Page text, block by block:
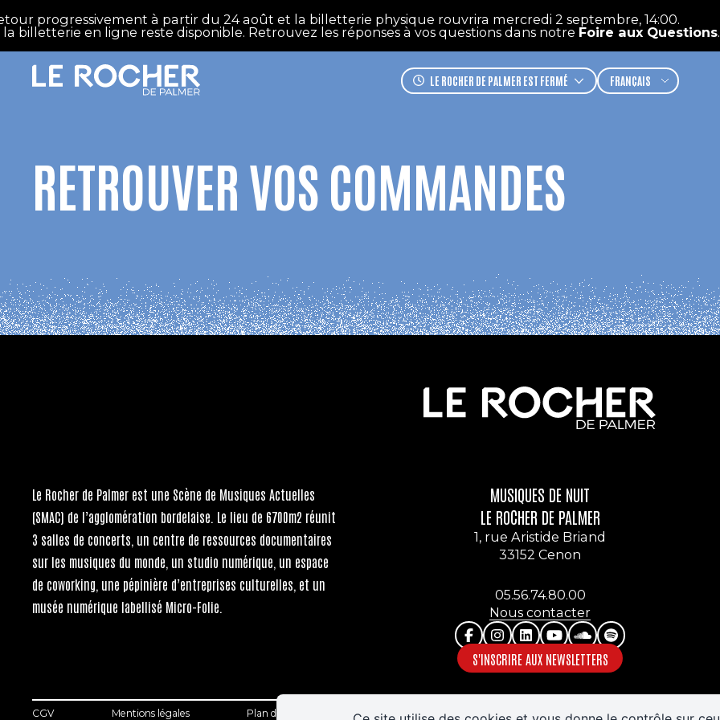
progressivement à partir du 24 août et la billetterie physique rouvrira mercredi 2 septembre, 14:00.
billetterie en ligne reste disponible. Retrouvez les réponses à vos questions dans notreFoire aux Questions.
LE ROCHER DE PALMER EST FERMÉ
RETROUVER VOS COMMANDES
Le Rocher de Palmer est une Scène de Musiques Actuelles
(SMAC) de l’agglomération bordelaise. Le lieu de 6700m2 réunit
3 salles de concerts, un centre de ressources documentaires
sur les musiques du monde, un studio numérique, un espace
de coworking, une pépinière d’entreprises culturelles, et un
musée numérique labellisé Micro-Folie.
MUSIQUES DE NUIT
LE ROCHER DE PALMER
1, rue Aristide Briand
33152 Cenon
05.56.74.80.00
Nous contacter
S'INSCRIRE AUX NEWSLETTERS
CGV Mentions légales Plan de site Accessibilité : partiellement conforme Politique de confidentialité